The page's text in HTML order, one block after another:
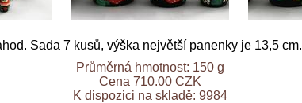
Sada 7 kusů, výška největší panenky je 13,5 cm.
Průměrná hmotnost: 150 g
Cena 710.00 CZK
K dispozici na skladě: 9984